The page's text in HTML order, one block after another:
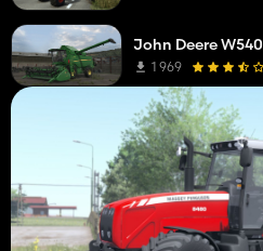
John Deere W540
1 969